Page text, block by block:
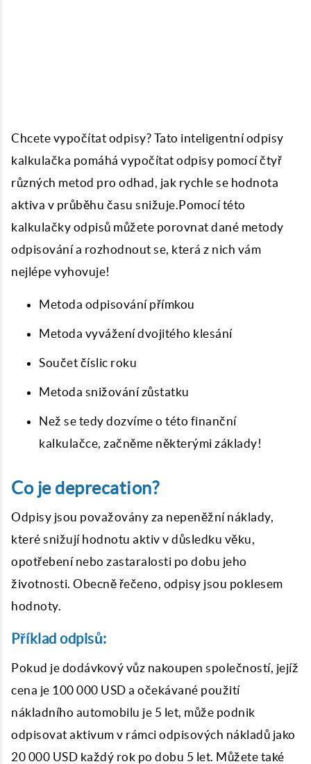
Chcete vypočítat odpisy? Tato inteligentní odpisy
kalkulačka pomáhá vypočítat odpisy pomocí čtyř
různých metod pro odhad, jak rychle se hodnota
aktiva v průběhu času snižuje.Pomocí této
kalkulačky odpisů můžete porovnat dané metody
odpisování a rozhodnout se, která z nich vám
nejlépe vyhovuje!
Metoda odpisování přímkou
Metoda vyvážení dvojitého klesání
Součet číslic roku
Metoda snižování zůstatku
Než se tedy dozvíme o této finanční
kalkulačce, začněme některými základy!
Co je deprecation?
Odpisy jsou považovány za nepeněžní náklady,
které snižují hodnotu aktiv v důsledku věku,
opotřebení nebo zastaralosti po dobu jeho
životnosti. Obecně řečeno, odpisy jsou poklesem
hodnoty.
Příklad odpisů:
Pokud je dodávkový vůz nakoupen společností, jejíž
cena je 100 000 USD a očekávané použití
nákladního automobilu je 5 let, může podnik
odpisovat aktivum v rámci odpisových nákladů jako
20 000 USD každý rok po dobu 5 let. Můžete také